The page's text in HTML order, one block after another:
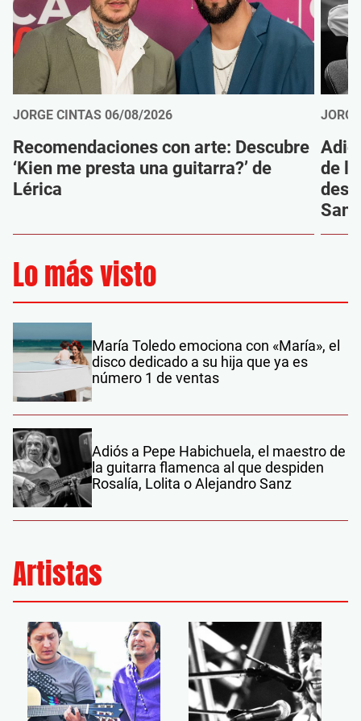
JORGE CINTAS 06/08/2026
Recomendaciones con arte: Descubre
‘Kien me presta una guitarra?’ de
Lérica
de
Sanz
Lo más visto
María Toledo emociona con «María», el
disco dedicado a su hija que ya es
número 1 de ventas
Adiós a Pepe Habichuela, el maestro de
la guitarra flamenca al que despiden
Rosalía, Lolita o Alejandro Sanz
Artistas